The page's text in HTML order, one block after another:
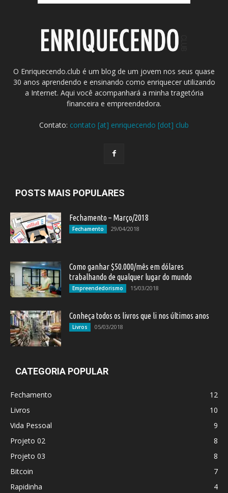
O Enriquecendo.club é um blog de um jovem nos seus quase
30 anos aprendendo e ensinando como enriquecer utilizando
a Internet. Aqui você acompanhará a minha tragetória
financeira e empreendedora.
Contato: contato [at] enriquecendo [dot] club
POSTS MAIS POPULARES
Fechamento – Março/2018
Fechamento 29/04/2018
Como ganhar $50.000/mês em dólares
trabalhando de qualquer lugar do mundo
Empreendedorismo 15/03/2018
Conheça todos os livros que li nos últimos anos
Livros 05/03/2018
CATEGORIA POPULAR
Fechamento
12
Livros
10
Vida Pessoal
9
Projeto 02
8
Projeto 03
8
Bitcoin
7
Rapidinha
4